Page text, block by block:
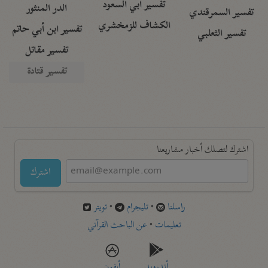
تفسير السمرقندي
تفسير الثعلبي
تفسير أبي السعود
الكشاف للزمخشري
الدر المنثور
تفسير ابن أبي حاتم
تفسير مقاتل
تفسير قتادة
اشترك لتصلك أخبار مشاريعنا
اشترك
راسلنا •تليجرام •تويتر
تعليمات •عن الباحث القرآني